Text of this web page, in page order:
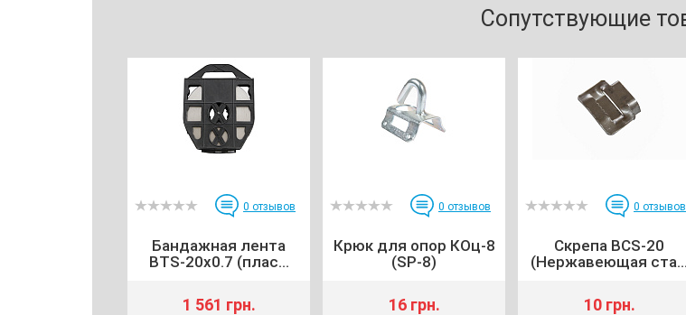
Сопутствующие
0 отзывов
Бандажная лента
BTS-20x0.7 (плас...
1 561 грн.
0 отзывов
Крюк для опор КОц-8
(SP-8)
16 грн.
0 отзывов
Скрепа BCS-20
(Нержавеющая ста...
10 грн.